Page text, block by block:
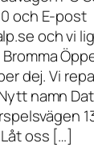
och E-post
och vi
dej. Vi
namn
oss […]